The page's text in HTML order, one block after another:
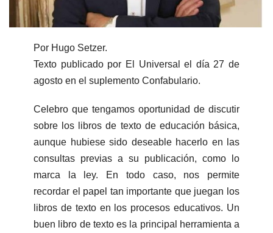
Por Hugo Setzer.
Texto publicado por El Universal el día 27 de
agosto en el suplemento Confabulario.
Celebro que tengamos oportunidad de discutir
sobre los libros de texto de educación básica,
aunque hubiese sido deseable hacerlo en las
consultas previas a su publicación, como lo
marca la ley. En todo caso, nos permite
recordar el papel tan importante que juegan los
libros de texto en los procesos educativos. Un
buen libro de texto es la principal herramienta a